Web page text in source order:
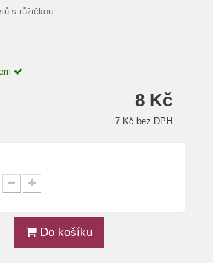
s růžičkou.
8 Kč
7 Kč bez DPH
Do košíku